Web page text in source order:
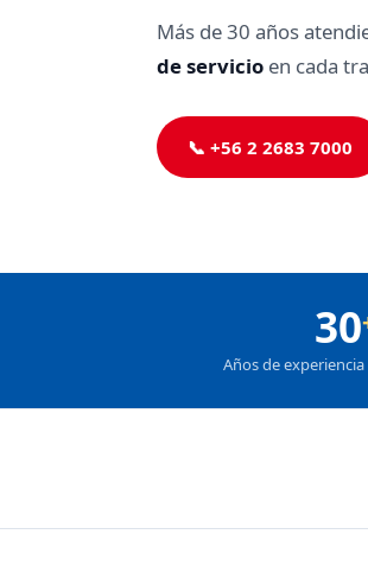
Más de 30 años
de servicio en cada
📞 +56 2 2683 7000
30
Años de